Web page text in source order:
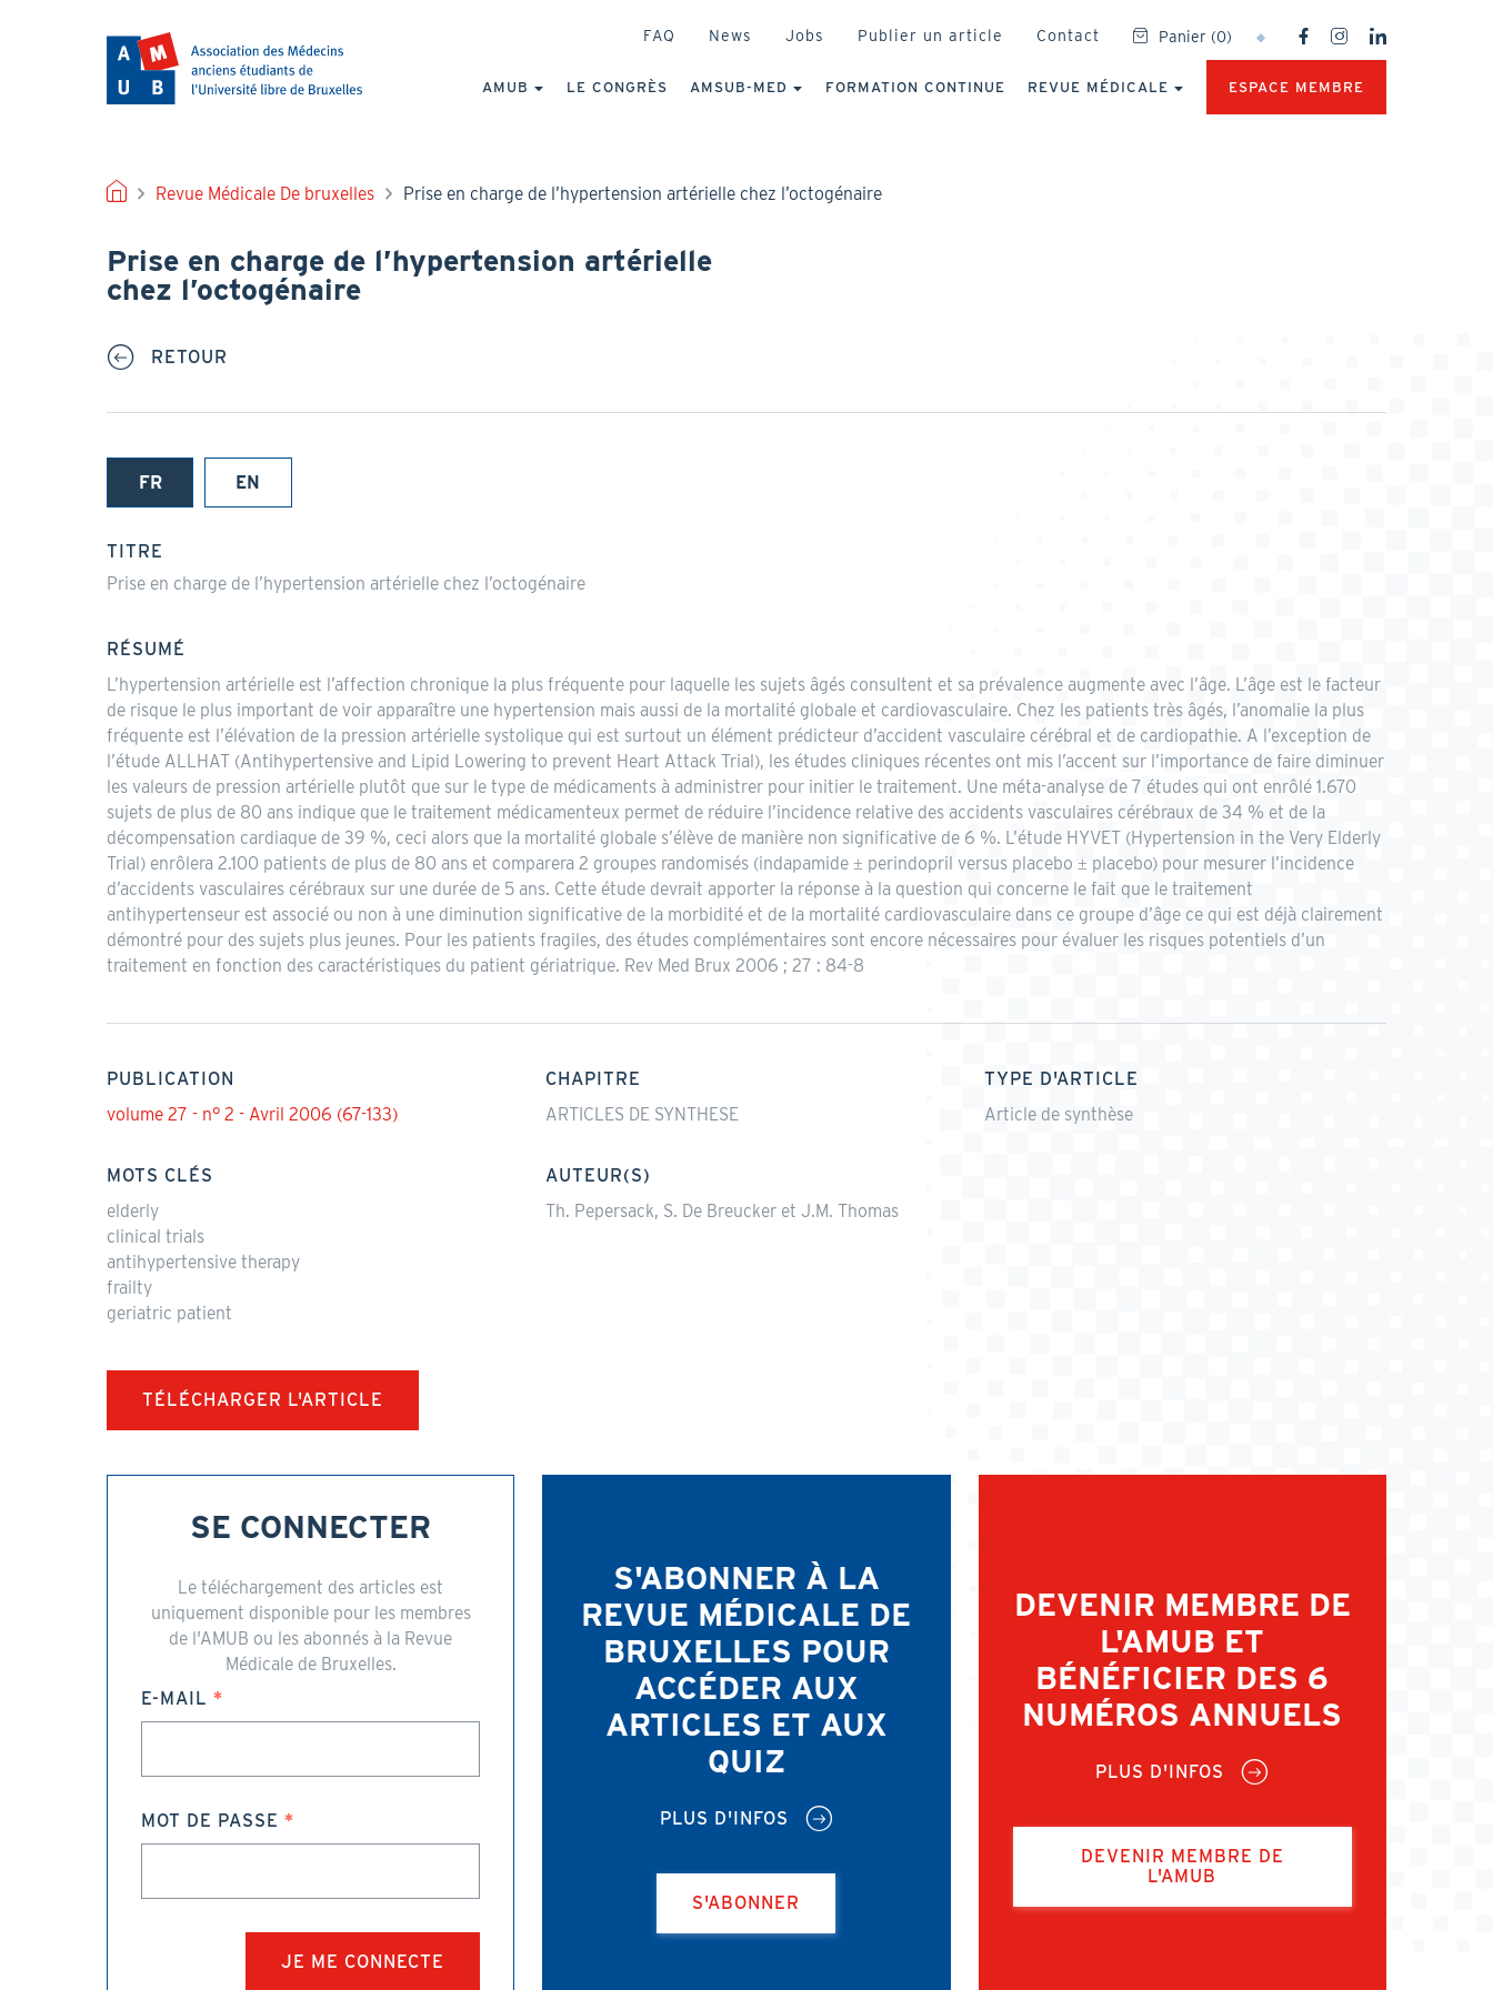
HEADER
FAQ News Jobs Publier un article Contact Panier (0)
SOCIAL
NETWORKS
PRINCIPALE
AMUB LE CONGRÈS AMSUB-MED FORMATION CONTINUE REVUE MÉDICALE ESPACE MEMBRE
FIL
D'ARIANE
Revue Médicale De bruxelles Prise en charge de l’hypertension artérielle chez l’octogénaire
Prise en charge de l’hypertension artérielle
chez l’octogénaire
RETOUR
FR
(onglet
EN
TITRE
Prise en charge de l’hypertension artérielle chez l’octogénaire
RÉSUMÉ
L’hypertension artérielle est l’affection chronique la plus fréquente pour laquelle les sujets âgés consultent et sa prévalence augmente avec l’âge. L’âge est le facteur
de risque le plus important de voir apparaître une hypertension mais aussi de la mortalité globale et cardiovasculaire. Chez les patients très âgés, l’anomalie la plus
fréquente est l’élévation de la pression artérielle systolique qui est surtout un élément prédicteur d’accident vasculaire cérébral et de cardiopathie. A l’exception de
l’étude ALLHAT (Antihypertensive and Lipid Lowering to prevent Heart Attack Trial), les études cliniques récentes ont mis l’accent sur l’importance de faire diminuer
les valeurs de pression artérielle plutôt que sur le type de médicaments à administrer pour initier le traitement. Une méta-analyse de 7 études qui ont enrôlé 1.670
sujets de plus de 80 ans indique que le traitement médicamenteux permet de réduire l’incidence relative des accidents vasculaires cérébraux de 34 % et de la
décompensation cardiaque de 39 %, ceci alors que la mortalité globale s’élève de manière non significative de 6 %. L’étude HYVET (Hypertension in the Very Elderly
Trial) enrôlera 2.100 patients de plus de 80 ans et comparera 2 groupes randomisés (indapamide ± perindopril versus placebo ± placebo) pour mesurer l’incidence
d’accidents vasculaires cérébraux sur une durée de 5 ans. Cette étude devrait apporter la réponse à la question qui concerne le fait que le traitement
antihypertenseur est associé ou non à une diminution significative de la morbidité et de la mortalité cardiovasculaire dans ce groupe d’âge ce qui est déjà clairement
démontré pour des sujets plus jeunes. Pour les patients fragiles, des études complémentaires sont encore nécessaires pour évaluer les risques potentiels d’un
traitement en fonction des caractéristiques du patient gériatrique. Rev Med Brux 2006 ; 27 : 84-8
PUBLICATION
volume 27 - n° 2 - Avril 2006 (67-133)
CHAPITRE
ARTICLES DE SYNTHESE
TYPE D'ARTICLE
Article de synthèse
MOTS CLÉS
elderly
clinical trials
antihypertensive therapy
frailty
geriatric patient
AUTEUR(S)
Th. Pepersack, S. De Breucker et J.M. Thomas
TÉLÉCHARGER L'ARTICLE
SE CONNECTER
Le téléchargement des articles est
uniquement disponible pour les membres
de l'AMUB ou les abonnés à la Revue
Médicale de Bruxelles.
E-MAIL
MOT DE PASSE
S'ABONNER À LA
REVUE MÉDICALE DE
BRUXELLES POUR
ACCÉDER AUX
ARTICLES ET AUX
QUIZ
PLUS D'INFOS
S'ABONNER
DEVENIR MEMBRE DE
L'AMUB ET
BÉNÉFICIER DES 6
NUMÉROS ANNUELS
PLUS D'INFOS
DEVENIR MEMBRE DE
L'AMUB